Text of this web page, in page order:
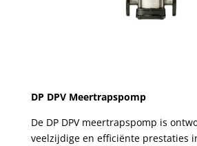
DP DPV Meertrapspomp
De DP DPV meertrapspomp is
veelzijdige en efficiënte prestaties